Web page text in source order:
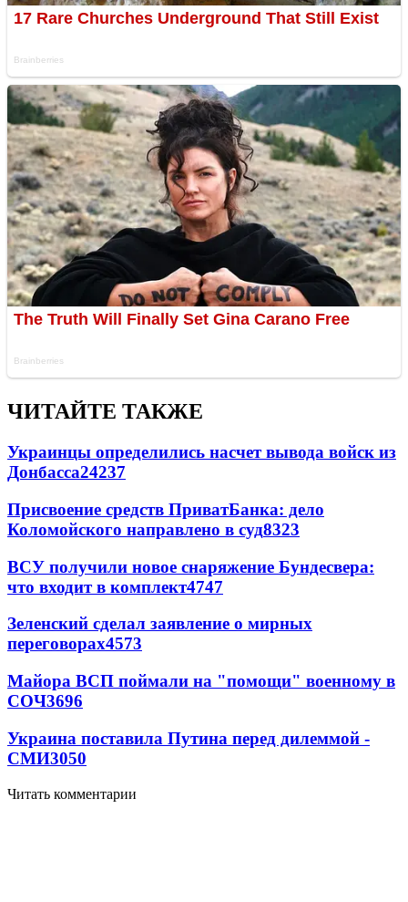
ЧИТАЙТЕ ТАКЖЕ
Украинцы определились насчет вывода войск из
Донбасса24237
Присвоение средств ПриватБанка: дело
Коломойского направлено в суд8323
ВСУ получили новое снаряжение Бундесвера:
что входит в комплект4747
Зеленский сделал заявление о мирных
переговорах4573
Майора ВСП поймали на "помощи" военному в
СОЧ3696
Украина поставила Путина перед дилеммой -
СМИ3050
Читать комментарии